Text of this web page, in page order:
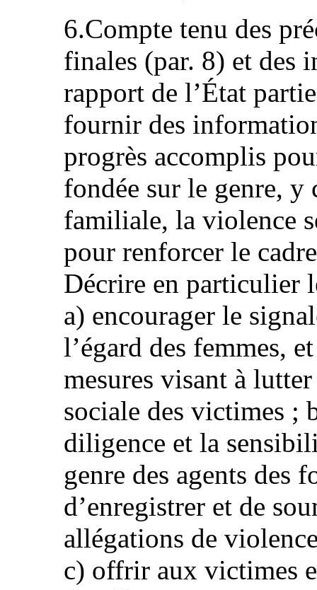
6.Compte tenu des
finales (par. 8) et des
rapport de l’État
fournir des
progrès accomplis
fondée sur le genre,
familiale, la violence
pour renforcer le
Décrire en particulier
a) encourager le
l’égard des femmes,
mesures visant à
sociale des victimes ;
diligence et la
genre des agents des
d’enregistrer et de
allégations de
c) offrir aux victimes